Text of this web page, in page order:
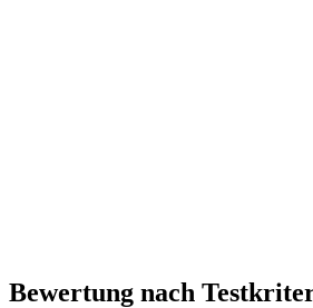
Bewertung nach